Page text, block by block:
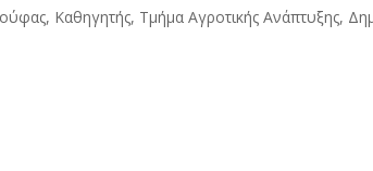
Καθηγητής, Τμήμα Αγροτικής Ανάπτυξης,